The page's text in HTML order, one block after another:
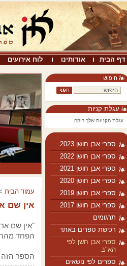
דף הבית אודותינו לוח אירועים
עגלת קניות
עגלת הקניות שלך ריקה.
ספרי אבן חושן 2023
ספרי אבן חושן 2022
ספרי אבן חושן 2021
ספרי אבן חושן 2020
ספרי אבן חושן 2019
ספרי אבן חושן 2017
תרגומים
רכישת ספרים באתר
ספרי אבן חֹשן לפי
הא"ב
ספרים לפי נושאים
עמוד הבית
אין שם
"אין שם
הפחד
הספר הזה